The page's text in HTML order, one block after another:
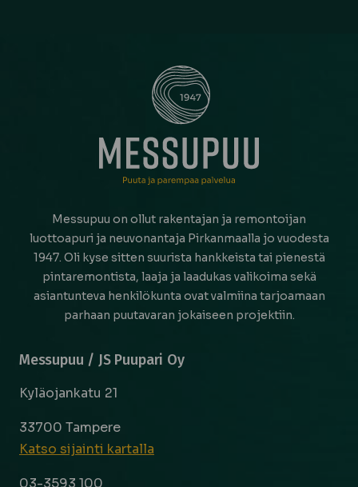
Messupuu on ollut rakentajan ja remontoijan
luottoapuri ja neuvonantaja Pirkanmaalla jo vuodesta
1947. Oli kyse sitten suurista hankkeista tai pienestä
pintaremontista, laaja ja laadukas valikoima sekä
asiantunteva henkilökunta ovat valmiina tarjoamaan
parhaan puutavaran jokaiseen projektiin.
Messupuu / JS Puupari Oy
Kyläojankatu 21
33700 Tampere
Katso sijainti kartalla